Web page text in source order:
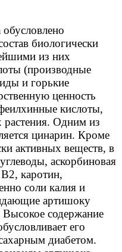
биологически
из них
(производные
и горькие
ценность
кислоты,
растения. Одним из
цинарин. Кроме
активных веществ, в
аскорбиновая
каротин,
соли калия и
артишоку
содержание
его
диабетом.